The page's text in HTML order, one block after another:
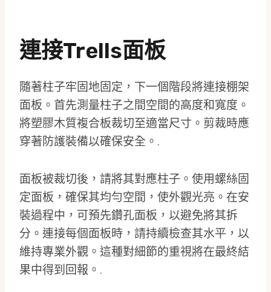
連接Trells面板
隨著柱子牢固地固定，下一個階段將連接棚架
面板。首先測量柱子之間空間的高度和寬度。
將塑膠木質複合板裁切至適當尺寸。剪裁時應
穿著防護裝備以確保安全。.
面板被裁切後，請將其對應柱子。使用螺絲固
定面板，確保其均勻空間，使外觀光亮。在安
裝過程中，可預先鑽孔面板，以避免將其拆
分。連接每個面板時，請持續檢查其水平，以
維持專業外觀。這種對細節的重視將在最終結
果中得到回報。.